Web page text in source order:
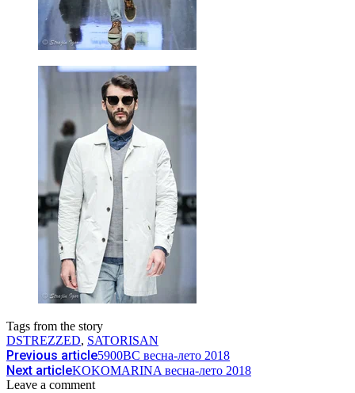
Tags from the story
DSTREZZED, SATORISAN
Previous article5900BC весна-лето 2018
Next articleKOKOMARINA весна-лето 2018
Leave a comment